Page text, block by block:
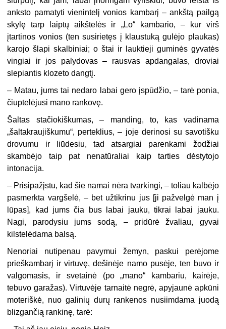
anksto pamatyti vienintelį vonios kambarį – ankštą pailgą
skylę tarp laiptų aikštelės ir „Lo“ kambario, – kur virš
įtartinos vonios (ten susirietęs į klaustuką gulėjo plaukas)
karojo šlapi skalbiniai; o štai ir lauktieji guminės gyvatės
vingiai ir jos palydovas – rausvas apdangalas, droviai
slepiantis klozeto dangtį.
– Matau, jums tai nedaro labai gero įspūdžio, – tarė ponia,
čiuptelėjusi mano rankovę.
Šaltas stačiokiškumas, – manding, to, kas vadinama
„šaltakraujiškumu“, perteklius, – joje derinosi su savotišku
drovumu ir liūdesiu, tad atsargiai parenkami žodžiai
skambėjo taip pat nenatūraliai kaip tarties dėstytojo
intonacija.
– Prisipažįstu, kad šie namai nėra tvarkingi, – toliau kalbėjo
pasmerkta vargšelė, – bet užtikrinu jus [ji pažvelgė man į
lūpas], kad jums čia bus labai jauku, tikrai labai jauku.
Nagi, parodysiu jums sodą, – pridūrė žvaliau, gyvai
kilstelėdama balsą.
Nenoriai nutipenau pavymui žemyn, paskui perėjome
prieškambarį ir virtuvę, dešinėje namo pusėje, ten buvo ir
valgomasis, ir svetainė (po „mano“ kambariu, kairėje,
tebuvo garažas). Virtuvėje tarnaitė negrė, apyjaunė apkūni
moteriškė, nuo galinių durų rankenos nusiimdama juodą
blizgančią rankinę, tarė: